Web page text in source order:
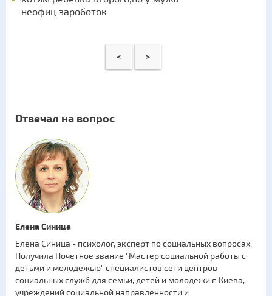
неофиц.зароботок
< >
Отвечал на вопрос
Елена Синица
Елена Синица - психолог, эксперт по социальных вопросах.
Получила Почетное звание "Мастер социальной работы с
детьми и молодежью" специалистов сети центров
социальных служб для семьи, детей и молодежи г. Киева,
учреждений социальной направленности и